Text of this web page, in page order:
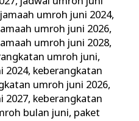
jamaah umroh juni 2024,
umroh juni 2026,
umroh juni 2028,
umroh juni,
2024, keberangkatan
umroh juni 2026,
2027, keberangkatan
bulan juni, paket